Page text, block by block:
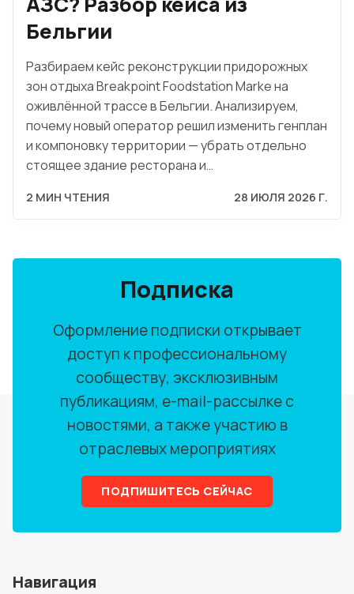
Бельгии
Разбираем кейс реконструкции придорожных
зон отдыха Breakpoint Foodstation Marke на
оживлённой трассе в Бельгии. Анализируем,
почему новый оператор решил изменить генплан
и компоновку территории — убрать отдельно
стоящее здание ресторана и…
2 МИН ЧТЕНИЯ 28 ИЮЛЯ 2026 Г.
Подписка
Оформление подписки открывает
доступ к профессиональному
сообществу, эксклюзивным
публикациям, e-mail-рассылке с
новостями, а также участию в
отраслевых мероприятиях
ПОДПИШИТЕСЬ СЕЙЧАС
Навигация